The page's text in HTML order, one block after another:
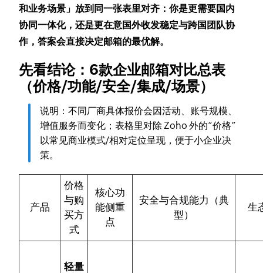
和业务场景」放到同一张表里对齐：你是更需要国内
协同一体化，还是更在意国外收发稳定与跨国团队协
作，答案会直接决定邮箱的最优解。
先看结论：6款企业邮箱对比总表
（价格/功能/安全/集成/场景）
说明：不同厂商具体报价会因活动、账号规模、
增值服务而变化；表格里对除 Zoho 外的“价格”
以常见商业模式/相对定位呈现，便于小企业决
策。
产品
价格
与购
买方
式
核心功
能侧重
点
安全与合规能力（典
型）
生
轻量